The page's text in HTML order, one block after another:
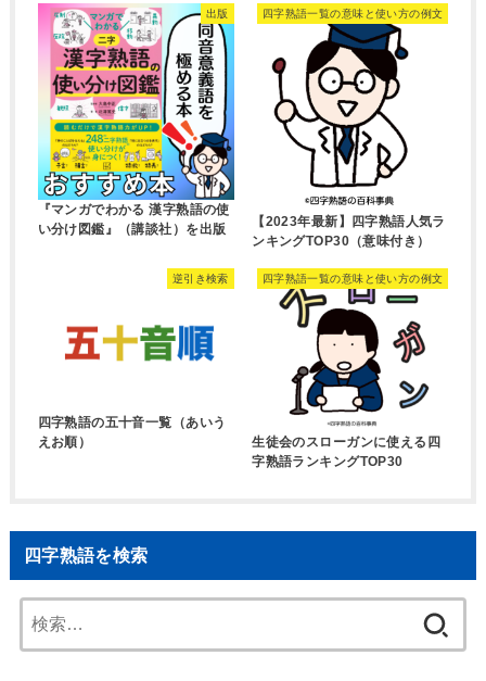
出版
『マンガでわかる 漢字熟語の使
い分け図鑑』（講談社）を出版
四字熟語一覧の意味と使い方の例文
【2023年最新】四字熟語人気ラ
ンキングTOP30（意味付き）
逆引き検索
四字熟語の五十音一覧（あいう
えお順）
四字熟語一覧の意味と使い方の例文
生徒会のスローガンに使える四
字熟語ランキングTOP30
四字熟語を検索
索: